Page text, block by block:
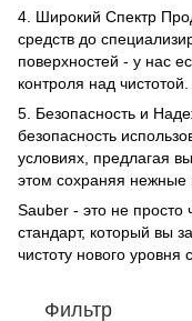
4. Широкий Спектр
средств до
поверхностей - у нас
контроля над чистотой.
5. Безопасность и
безопасность
условиях, предлагая
этом сохраняя нежные
Sauber - это не просто
стандарт, который вы
чистоту нового уровня
Фильтр